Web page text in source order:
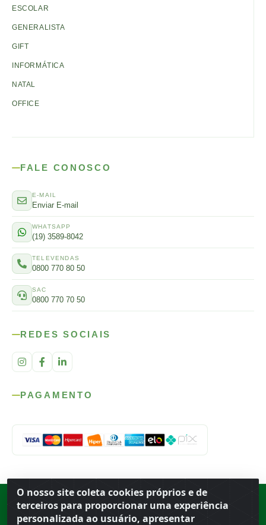
O nosso site coleta cookies próprios e de
terceiros para proporcionar uma experiência
personalizada ao usuário, apresentar
ESCOLAR
GENERALISTA
GIFT
INFORMÁTICA
NATAL
OFFICE
FALE CONOSCO
E-MAIL
Enviar E-mail
WHATSAPP
(19) 3589-8042
TELEVENDAS
0800 770 80 50
SAC
0800 770 70 50
REDES SOCIAIS
PAGAMENTO
Porto Ferreira ·BR
13.669-899· CNPJ 56.679.863/0001-91
© 2026 Atacado Ideal